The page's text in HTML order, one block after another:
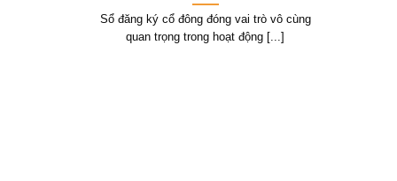
Sổ đăng ký cổ đông đóng vai trò vô cùng
quan trọng trong hoạt động [...]